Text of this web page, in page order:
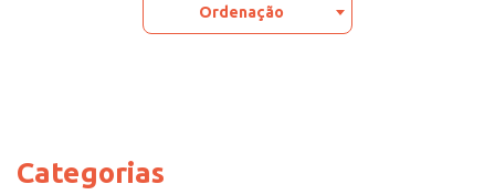
Ordenação
Categorias